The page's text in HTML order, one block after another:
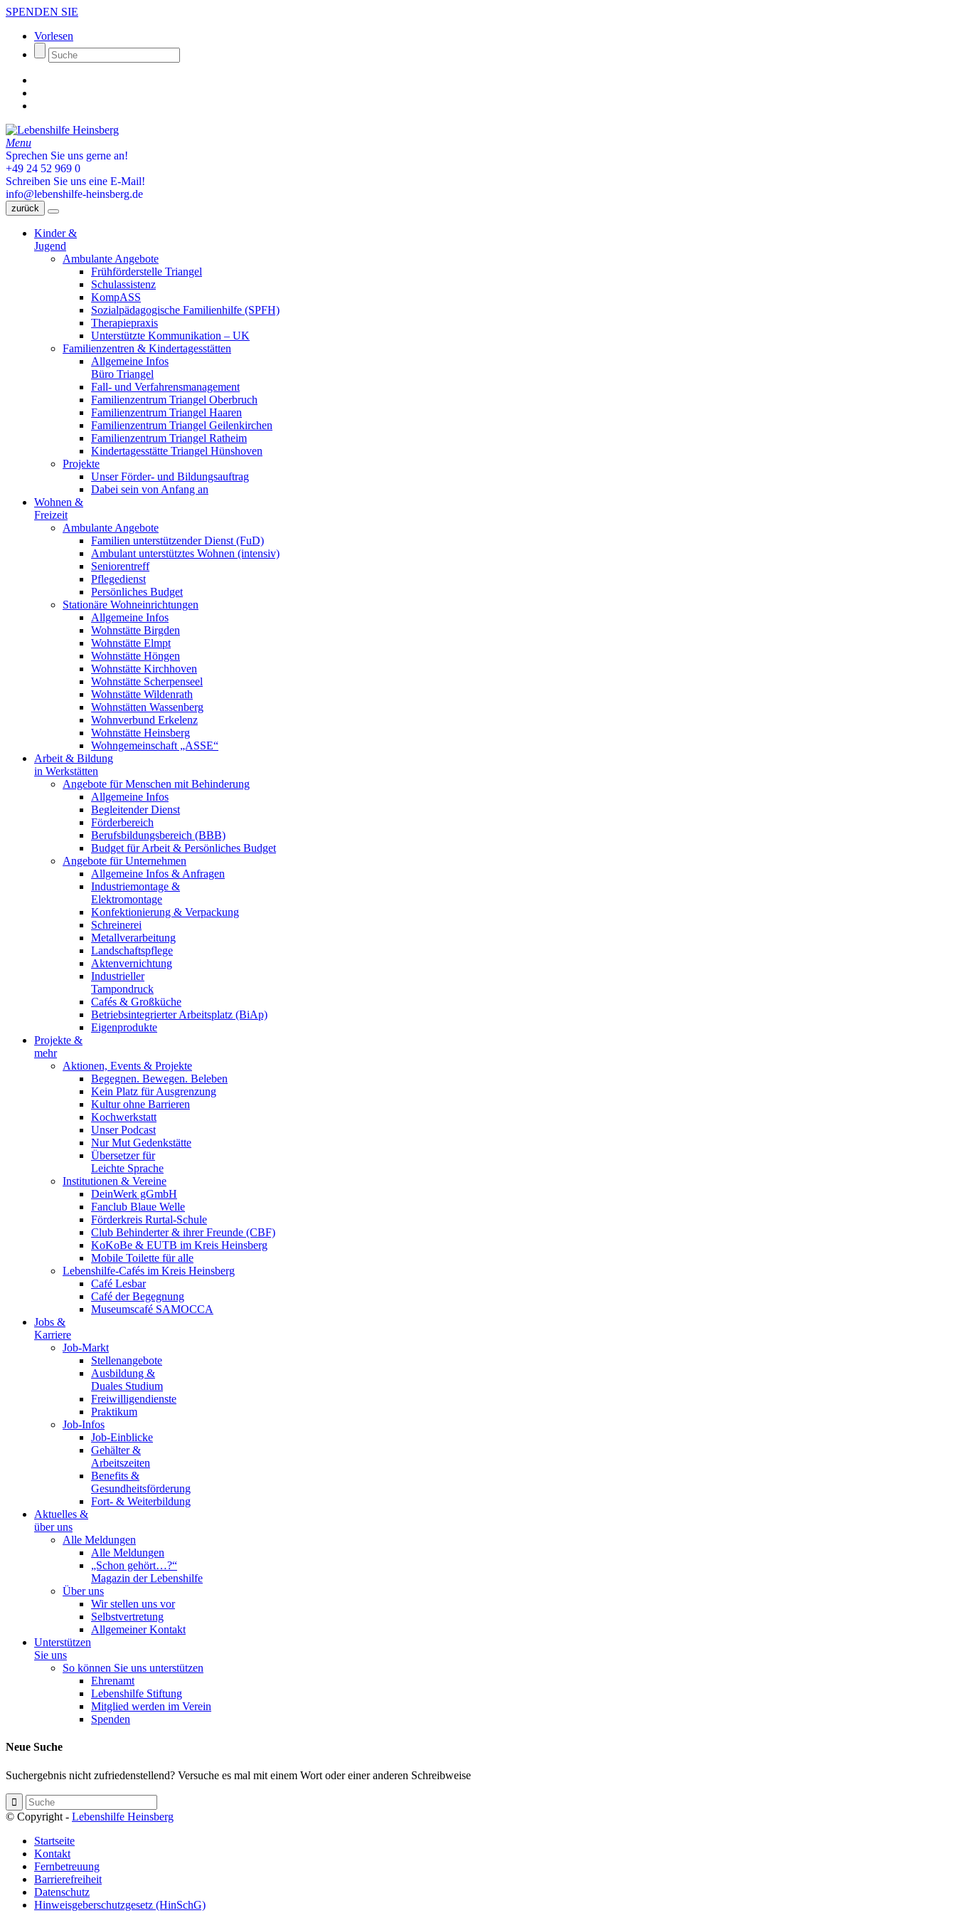
SPENDEN SIE
Vorlesen
Menu
Sprechen Sie uns gerne an!
+49 24 52 969 0
Schreiben Sie uns eine E-Mail!
info@lebenshilfe-heinsberg.de
zurück
Kinder &
Jugend
Ambulante Angebote
Frühförderstelle Triangel
Schulassistenz
KompASS
Sozialpädagogische Familienhilfe (SPFH)
Therapiepraxis
Unterstützte Kommunikation – UK
Familienzentren & Kindertagesstätten
Allgemeine Infos
Büro Triangel
Fall- und Verfahrensmanagement
Familienzentrum Triangel Oberbruch
Familienzentrum Triangel Haaren
Familienzentrum Triangel Geilenkirchen
Familienzentrum Triangel Ratheim
Kindertagesstätte Triangel Hünshoven
Projekte
Unser Förder- und Bildungsauftrag
Dabei sein von Anfang an
Wohnen &
Freizeit
Ambulante Angebote
Familien unterstützender Dienst (FuD)
Ambulant unterstütztes Wohnen (intensiv)
Seniorentreff
Pflegedienst
Persönliches Budget
Stationäre Wohneinrichtungen
Allgemeine Infos
Wohnstätte Birgden
Wohnstätte Elmpt
Wohnstätte Höngen
Wohnstätte Kirchhoven
Wohnstätte Scherpenseel
Wohnstätte Wildenrath
Wohnstätten Wassenberg
Wohnverbund Erkelenz
Wohnstätte Heinsberg
Wohngemeinschaft „ASSE“
Arbeit & Bildung
in Werkstätten
Angebote für Menschen mit Behinderung
Allgemeine Infos
Begleitender Dienst
Förderbereich
Berufsbildungsbereich (BBB)
Budget für Arbeit & Persönliches Budget
Angebote für Unternehmen
Allgemeine Infos & Anfragen
Industriemontage &
Elektromontage
Konfektionierung & Verpackung
Schreinerei
Metallverarbeitung
Landschaftspflege
Aktenvernichtung
Industrieller
Tampondruck
Cafés & Großküche
Betriebsintegrierter Arbeitsplatz (BiAp)
Eigenprodukte
Projekte &
mehr
Aktionen, Events & Projekte
Begegnen. Bewegen. Beleben
Kein Platz für Ausgrenzung
Kultur ohne Barrieren
Kochwerkstatt
Unser Podcast
Nur Mut Gedenkstätte
Übersetzer für
Leichte Sprache
Institutionen & Vereine
DeinWerk gGmbH
Fanclub Blaue Welle
Förderkreis Rurtal-Schule
Club Behinderter & ihrer Freunde (CBF)
KoKoBe & EUTB im Kreis Heinsberg
Mobile Toilette für alle
Lebenshilfe-Cafés im Kreis Heinsberg
Café Lesbar
Café der Begegnung
Museumscafé SAMOCCA
Jobs &
Karriere
Job-Markt
Stellenangebote
Ausbildung &
Duales Studium
Freiwilligendienste
Praktikum
Job-Infos
Job-Einblicke
Gehälter &
Arbeitszeiten
Benefits &
Gesundheitsförderung
Fort- & Weiterbildung
Aktuelles &
über uns
Alle Meldungen
Alle Meldungen
„Schon gehört…?“
Magazin der Lebenshilfe
Über uns
Wir stellen uns vor
Selbstvertretung
Allgemeiner Kontakt
Unterstützen
Sie uns
So können Sie uns unterstützen
Ehrenamt
Lebenshilfe Stiftung
Mitglied werden im Verein
Spenden
Neue Suche
Suchergebnis nicht zufriedenstellend? Versuche es mal mit einem Wort oder einer anderen Schreibweise
© Copyright - Lebenshilfe Heinsberg
Startseite
Kontakt
Fernbetreuung
Barrierefreiheit
Datenschutz
Hinweisgeberschutzgesetz (HinSchG)